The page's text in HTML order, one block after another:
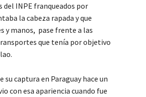
INPE franqueados por
la cabeza rapada y que
y manos, pase frente a las
que tenía por objetivo
captura en Paraguay hace un
con esa apariencia cuando fue